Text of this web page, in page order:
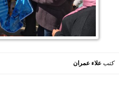
كتب علاء عمران